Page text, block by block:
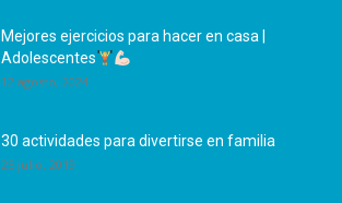
Mejores ejercicios para hacer en casa |
Adolescentes
12 agosto, 2024
30 actividades para divertirse en familia
25 julio, 2019